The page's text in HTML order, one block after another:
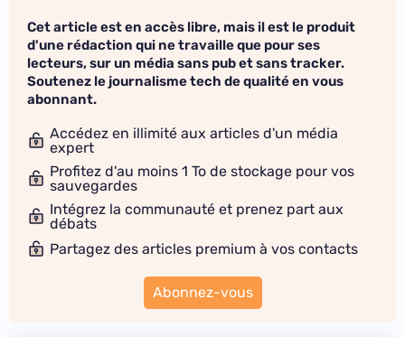
Cet article est en accès libre, mais il est le produit
d'une rédaction qui ne travaille que pour ses
lecteurs, sur un média sans pub et sans tracker.
Soutenez le journalisme tech de qualité en vous
abonnant.
Accédez en illimité aux articles d'un média
expert
Profitez d'au moins 1 To de stockage pour vos
sauvegardes
Intégrez la communauté et prenez part aux
débats
Partagez des articles premium à vos contacts
Abonnez-vous